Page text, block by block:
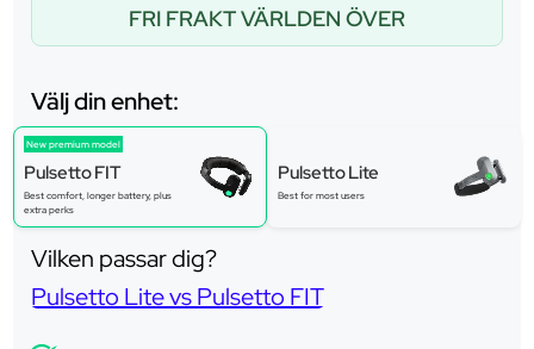
FRI FRAKT VÄRLDEN ÖVER
Välj din enhet:
New premium model
Pulsetto FIT
Best comfort, longer battery, plus
extra perks
Pulsetto Lite
Best for most users
Vilken passar dig?
Pulsetto Lite vs Pulsetto FIT